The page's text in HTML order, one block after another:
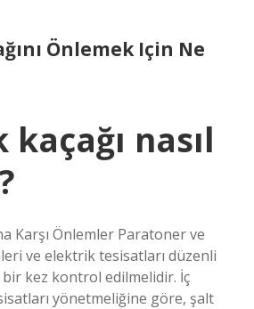
Önlemek Için Ne
nasıl
Karşı Önlemler Paratoner ve
ve elektrik tesisatları düzenli
bir kez kontrol edilmelidir. İç
yönetmeliğine göre, şalt